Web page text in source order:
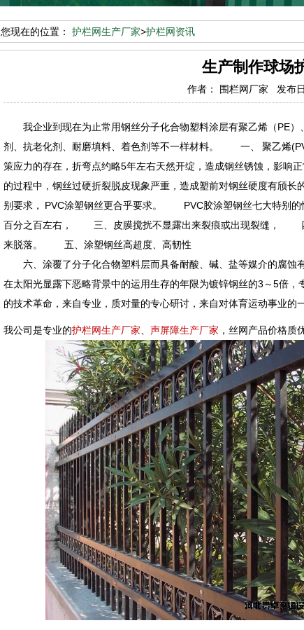
您现在的位置： 护栏网生产厂家>护栏网资讯
生产制作球场
作者： 围栏网厂家 发布
我企业到现在为止常用钢丝分子化合物塑料涂层有聚乙烯（PE）
剂、抗老化剂、耐磨填料、着色剂等不一样材料。 一、 聚乙烯
策应力的存在，折弯点约略5年左右天然开绽，造成钢丝锈蚀，影
的过程中，钢丝过硬折裂脱皮现象严重，造成塑前对钢丝硬度有
别要求， PVC涂塑钢丝更合乎要求。 PVC胶涂塑钢丝七大特
百分之百左右， 三、皮膜搅扰不显露出来裂痕或出现裂缝， 四
来脱落。 五、涂塑钢丝高超度、高韧性
六、涂覆了分子化合物塑料层而具备耐酸、碱、盐等媒介的
在太阳光显露下恶略背景中的运用生存的年限为镀锌钢丝的3～5倍
的技术革命，来自专业，质对量的专心研讨，来自对体育运动事业的
我公司是专业的护栏网生产厂家 、声屏障生产厂家 ，丝网产品价格质